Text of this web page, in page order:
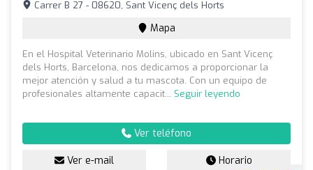
Carrer B 27 - 08620, Sant Vicenç dels Horts
Mapa
En el Hospital Veterinario Molins, ubicado en Sant Vicenç
dels Horts, Barcelona, nos dedicamos a proporcionar la
mejor atención y salud a tu mascota. Con un equipo de
profesionales altamente capacit... Seguir leyendo
Ver teléfono
Ver e-mail Horario